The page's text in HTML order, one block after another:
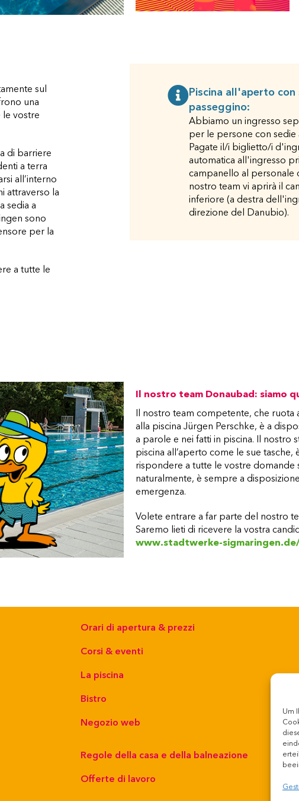
Um
sul
una
vostre
di barriere
a terra
all’interno
attraverso la
sedia a
sono
per la
a tutte le
Piscina all'aperto
passeggino:
Abbiamo un ingresso
per le persone con
Pagate il/i biglietto/i
automatica all'ingresso
campanello al personale
nostro team vi aprirà il
inferiore (a destra
direzione del Danubio).
Il nostro team Donaubad: siamo
Il nostro team competente, che ruota
alla piscina Jürgen Perschke, è a
a parole e nei fatti in piscina. Il nostro
piscina all’aperto come le sue tasche,
rispondere a tutte le vostre domande
naturalmente, è sempre a
emergenza.
Volete entrare a far parte del nostro
Saremo lieti di ricevere la vostra
www.stadtwerke-
Orari di apertura & prezzi
Corsi & eventi
La piscina
Bistro
Negozio web
Regole della casa e della balneazione
Offerte di lavoro